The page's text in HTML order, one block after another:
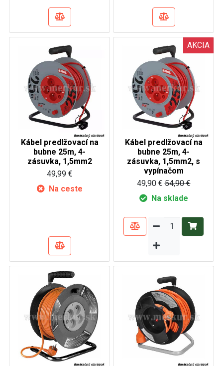
Kábel predlžovací na
bubne 25m, 4-
zásuvka, 1,5mm2
49,99 €
Na ceste
AKCIA
Kábel predlžovací na
bubne 25m, 4-
zásuvka, 1,5mm2, s
vypínačom
49,90 € 54,90 €
Na sklade